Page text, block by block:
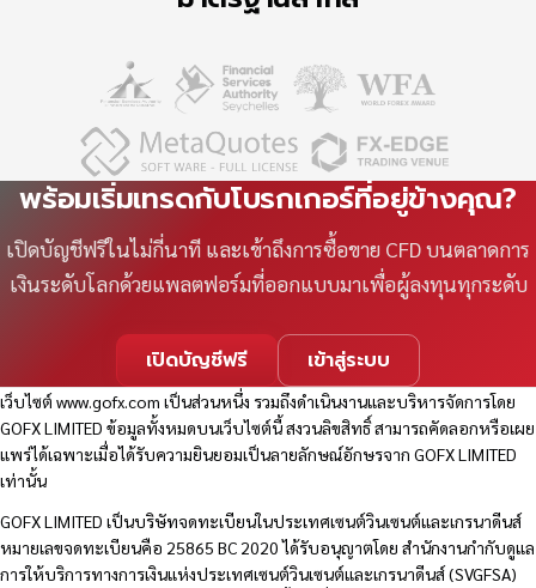
พร้อมเริ่มเทรดกับโบรกเกอร์ที่อยู่ข้างคุณ?
เปิดบัญชีฟรีในไม่กี่นาที และเข้าถึงการซื้อขาย CFD บนตลาดการ
เงินระดับโลกด้วยแพลตฟอร์มที่ออกแบบมาเพื่อผู้ลงทุนทุกระดับ
เปิดบัญชีฟรี เข้าสู่ระบบ
เว็บไซต์www.gofx.com เป็นส่วนหนึ่ง รวมถึงดำเนินงานและบริหารจัดการโดย
GOFX LIMITED ข้อมูลทั้งหมดบนเว็บไซต์นี้ สงวนลิขสิทธิ์ สามารถคัดลอกหรือเผย
แพร่ได้เฉพาะเมื่อได้รับความยินยอมเป็นลายลักษณ์อักษรจาก GOFX LIMITED
เท่านั้น
GOFX LIMITED เป็นบริษัทจดทะเบียนในประเทศเซนต์วินเซนต์และเกรนาดีนส์
หมายเลขจดทะเบียนคือ 25865 BC 2020 ได้รับอนุญาตโดย สำนักงานกำกับดูแล
การให้บริการทางการเงินแห่งประเทศเซนต์วินเซนต์และเกรนาดีนส์ (SVGFSA)